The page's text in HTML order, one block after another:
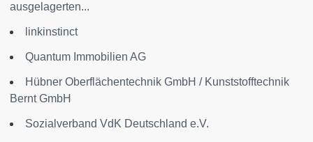
ausgelagerten...
linkinstinct
Quantum Immobilien AG
Hübner Oberflächentechnik GmbH / Kunststofftechnik
Bernt GmbH
Sozialverband VdK Deutschland e.V.